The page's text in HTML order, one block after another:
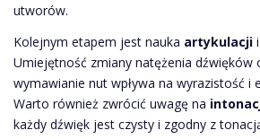
utworów.
Kolejnym etapem jest nauka artykulacji i
Umiejętność zmiany natężenia dźwięków
wymawianie nut wpływa na wyrazistość i
Warto również zwrócić uwagę na
każdy dźwięk jest czysty i zgodny z